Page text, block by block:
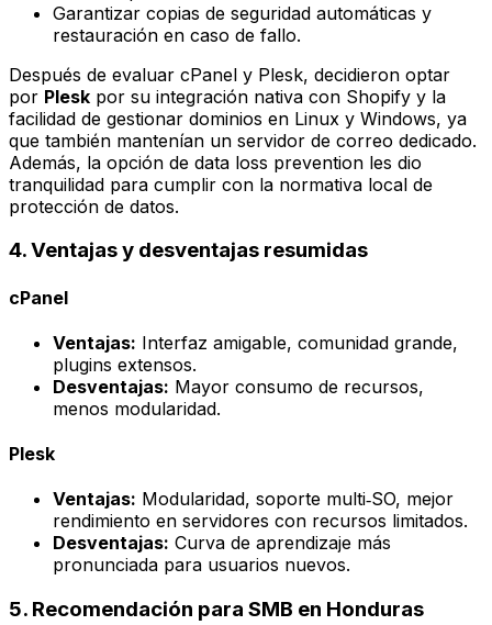
Garantizar copias de seguridad automáticas y
restauración en caso de fallo.
Después de evaluar cPanel y Plesk, decidieron optar
por Plesk por su integración nativa con Shopify y la
facilidad de gestionar dominios en Linux y Windows, ya
que también mantenían un servidor de correo dedicado.
Además, la opción de data loss prevention les dio
tranquilidad para cumplir con la normativa local de
protección de datos.
4. Ventajas y desventajas resumidas
cPanel
Ventajas: Interfaz amigable, comunidad grande,
plugins extensos.
Desventajas: Mayor consumo de recursos,
menos modularidad.
Plesk
Ventajas: Modularidad, soporte multi‑SO, mejor
rendimiento en servidores con recursos limitados.
Desventajas: Curva de aprendizaje más
pronunciada para usuarios nuevos.
5. Recomendación para SMB en Honduras